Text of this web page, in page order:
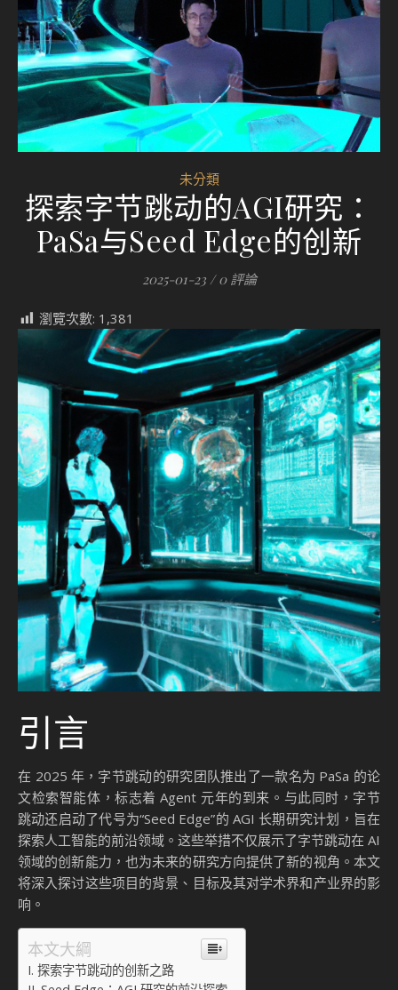
未分類
探索字节跳动的AGI研究：
PaSa与Seed Edge的创新
2025-01-23 / 0 評論
瀏覽次數: 1,381
引言
在 2025 年，字节跳动的研究团队推出了一款名为 PaSa 的论
文检索智能体，标志着 Agent 元年的到来。与此同时，字节
跳动还启动了代号为“Seed Edge”的 AGI 长期研究计划，旨在
探索人工智能的前沿领域。这些举措不仅展示了字节跳动在 AI
领域的创新能力，也为未来的研究方向提供了新的视角。本文
将深入探讨这些项目的背景、目标及其对学术界和产业界的影
响。
本文大綱
探索字节跳动的创新之路